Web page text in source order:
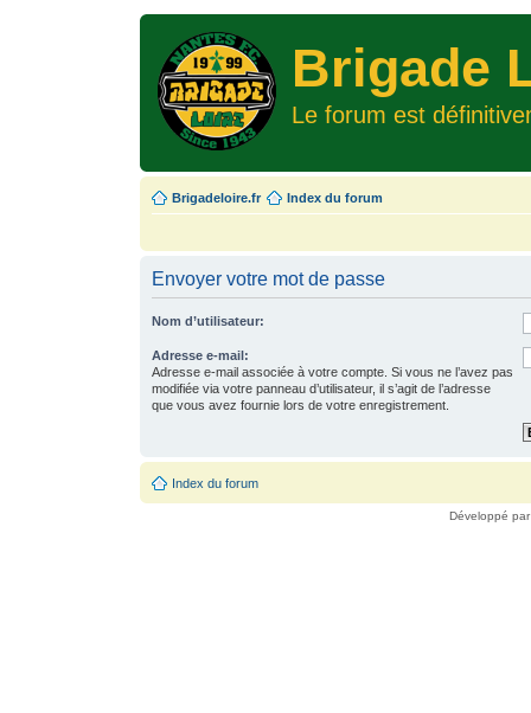
Brigade
Le forum est
Brigadeloire.fr Index du forum
Envoyer votre mot de passe
Nom d’utilisateur:
Adresse e-mail:
Adresse e-mail associée à votre compte. Si vous ne l’avez pas
modifiée via votre panneau d’utilisateur, il s’agit de l’adresse
que vous avez fournie lors de votre enregistrement.
Index du forum
Développé